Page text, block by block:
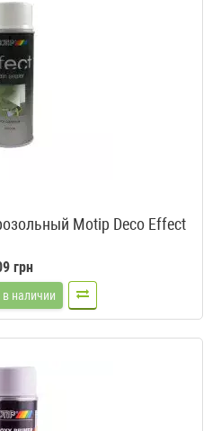
Motip Deco Effect
грн
в наличии